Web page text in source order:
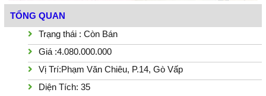
TỔNG QUAN
Trạng thái : Còn Bán
Giá :4.080.000.000
Vị Trí:Phạm Văn Chiêu, P.14, Gò Vấp
Diện Tích: 35